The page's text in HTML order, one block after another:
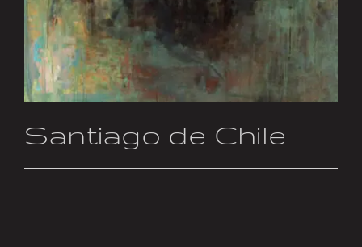
Santiago de Chile